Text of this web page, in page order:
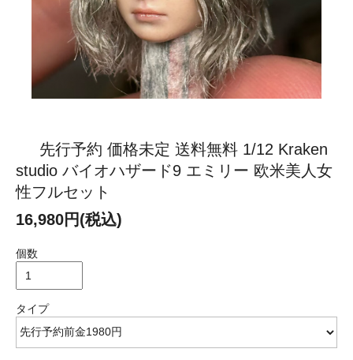
先行予約 価格未定 送料無料 1/12 Kraken
studio バイオハザード9 エミリー 欧米美人女
性フルセット
16,980円(税込)
個数
タイプ